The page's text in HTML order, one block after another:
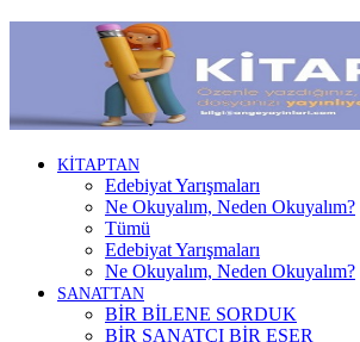
KİTAPTAN
Edebiyat Yarışmaları
Ne Okuyalım, Neden Okuyalım?
Tümü
Edebiyat Yarışmaları
Ne Okuyalım, Neden Okuyalım?
SANATTAN
BİR BİLENE SORDUK
BİR SANATÇI BİR ESER